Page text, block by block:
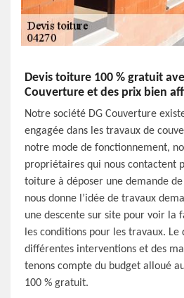
Devis toiture 100 % gratuit
Couverture et des prix bien
Notre société DG Couverture
engagée dans les travaux de
notre mode de fonctionnement,
propriétaires qui nous contactent
toiture à déposer une demande
nous donne l’idée de travaux
une descente sur site pour voir la
les conditions pour les travaux. Le
différentes interventions et des
tenons compte du budget alloué
100 % gratuit.